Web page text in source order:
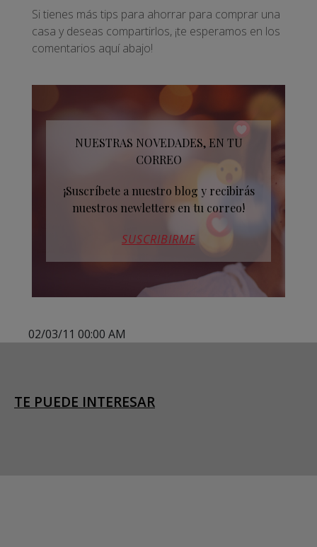
Si tienes más tips para ahorrar para comprar una
casa y deseas compartirlos, ¡te esperamos en los
comentarios aquí abajo!
NUESTRAS NOVEDADES, EN TU
CORREO
¡Suscríbete a nuestro blog y recibirás
nuestros newletters en tu correo!
SUSCRIBIRME
02/03/11 00:00 AM
TE PUEDE INTERESAR